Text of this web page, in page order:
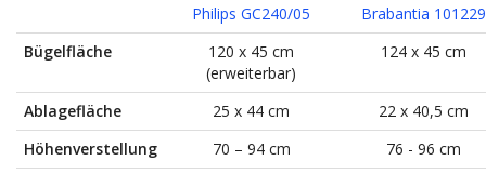
Philips GC240/05
Brabantia 101229
Bügelfläche
120 x 45 cm
(erweiterbar)
124 x 45 cm
Ablagefläche 25 x 44 cm
22 x 40,5 cm
Höhenverstellung
70 – 94 cm
76 - 96 cm